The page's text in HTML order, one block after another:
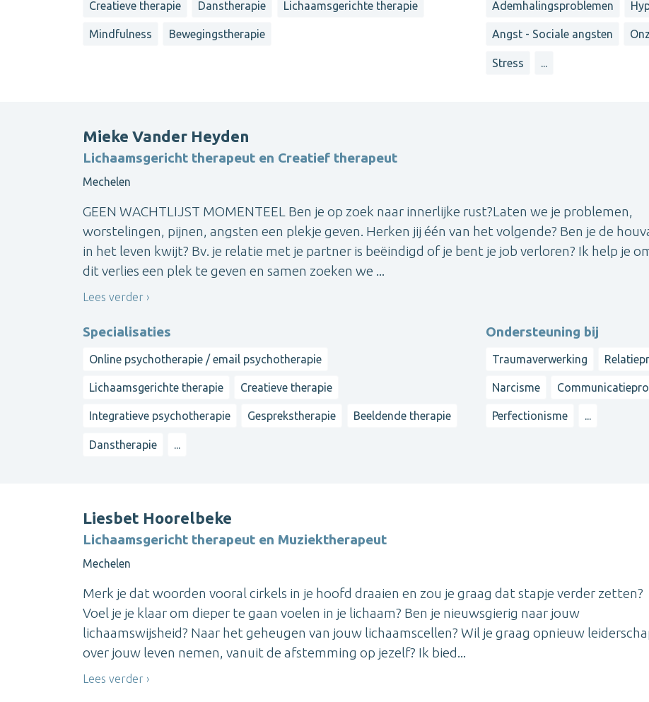
Creatieve therapie Danstherapie Lichaamsgerichte therapie
Mindfulness Bewegingstherapie
Ademhalingsproblemen
Angst - Sociale angsten
Stress ...
Mieke Vander Heyden
Lichaamsgericht therapeut en Creatief therapeut
Mechelen
GEEN WACHTLIJST MOMENTEEL Ben je op zoek naar innerlijke rust?Laten we je problemen,
worstelingen, pijnen, angsten een plekje geven. Herken jij één van het volgende? Ben je de
in het leven kwijt? Bv. je relatie met je partner is beëindigd of je bent je job verloren? Ik help je
dit verlies een plek te geven en samen zoeken we ...
Lees verder
Specialisaties
Online psychotherapie / email psychotherapie
Lichaamsgerichte therapie Creatieve therapie
Integratieve psychotherapie Gesprekstherapie Beeldende therapie
Danstherapie ...
Ondersteuning bij
Traumaverwerking
Narcisme
Perfectionisme ...
Liesbet Hoorelbeke
Lichaamsgericht therapeut en Muziektherapeut
Mechelen
Merk je dat woorden vooral cirkels in je hoofd draaien en zou je graag dat stapje verder zetten?
Voel je je klaar om dieper te gaan voelen in je lichaam? Ben je nieuwsgierig naar jouw
lichaamswijsheid? Naar het geheugen van jouw lichaamscellen? Wil je graag opnieuw
over jouw leven nemen, vanuit de afstemming op jezelf? Ik bied...
Lees verder